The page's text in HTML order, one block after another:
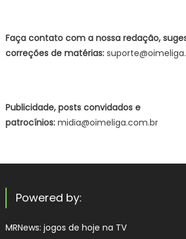
Faça contato com a nossa redação,
correções de matérias:
Publicidade, posts convidados e
patrocínios:midia@oimeliga.com.br
Powered by:
MRNews: jogos de hoje na TV